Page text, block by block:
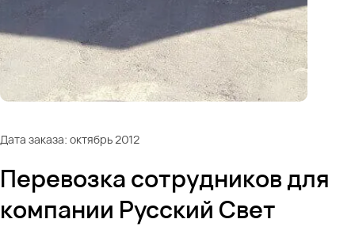
Дата заказа: октябрь 2012
Перевозка сотрудников для
компании Русский Свет